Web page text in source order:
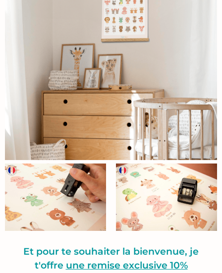
Et pour te souhaiter la bienvenue, je
t'offre une remise exclusive 10%